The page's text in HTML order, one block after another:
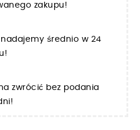
zakupu!
nadajemy średnio w 24
zwrócić bez podania